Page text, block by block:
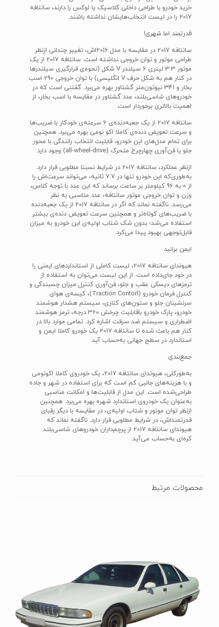
خرید خودرو با طراحی داخلی کلاسیک یا لوکس را دارند، سانتافه
2017 را در لیست انتخاب‌هایشان نداشته باشند.
قدرتمند اما شهری!
سانتافه 2017 در مقایسه با مدل 2016‌اش، تغییر چندانی ازنظر
طراحی موتور و توان خروجی نداشته است. سانتافه 2017 از یک
موتور 3.3 لیتری 6 سیلندر V شکل (نحوه‌ی قرارگیری سیلندرها
در کنار هم به شکل حرف V انگلیسی) با توان خروجی 290 اسب
بخار و 341 نیوتون‌متر گشتاور بهره می‌برد. گفتنی است که در
خودرو‌های شاسی‌بلند، عدد گشتاور در مقایسه با اسب بخار، از
اهمیت بالا‌تری برخوردار است.
سانتافه 2017 از یک جعبه‌دنده‌ی 6 سرعته‌ی خودکار با ضریب‌ها
و سرعت تعویض دنده‌ی کاملا اکو نومی بهره‌ می‌برد. همچنین
برای تمام مدل‌های این خودرو، قابلیت انتخاب رانندگی با محور
جلو یا فن‌آوری چهارچرخ متحرک (all-wheel-drive) وجود دارد.
ازنظر عملکرد، سانتافه 2017 در شرایط نسبتا مطلوبی قرار دارد.
به‌طوری‌که این خودرو تنها در 7.7 ثانیه‌، می‌تواند سرعت‌اش را
از 0 به 96 کیلومتر بر ساعت برساند که این عدد با توجه کلاس،
وزن و توان خروجی موتور سانتافه، عدد مناسبی به نظر
می‌رسد. ناگفته نماند که اگر در سانتافه 2017 از یک جعبه‌دنده
با ضریب‌های کوتاه‌تر و همچنین سرعت تعویض دنده‌ی بیشتر
استفاده می‌شد؛ بدون شک شتاب اولیه‌ی این خودرو به میزان
قابل‌توجهی بهبود پیدا می‌کرد.
ایمن برانید
هیوندای سانتافه 2017، لیست کاملی از استاندارد‌های ایمنی را
در خود جای‌داده است. از این لیست می‌توان به استفاده از
ترمز‌های دیسکی عقب و جلو، فن‌آوری کنترل میزان چسبندگی و
کنترل فرمان خودرو (Traction Contorl)، کیسه‌ی هوای
سرنشینان جلو و ستون‌های کناری، سیستم هشدار هوشمند
خودرو، پارک خودرو باقابلیت چرخش 360 درجه، ترمز هوشمند
اضطراری و سیستم ضد سرقت اشاره کرد. تمامی موارد بالا در
کنار هم باعث شده تا سانتافه 2017 یک خودرو کاملا ایمن و
استاندارد در سطح جهانی به‌حساب آید.
جمع‌بندی
به‌طورکلی، هیوندای سانتافه 2017، یک خودروی کاملا اکونومی
و با هزینه‌های جانبی کم است که برای استفاده در شهر و جاده‌
طراحی‌شده است. این مدل از قابلیت‌ها و امکانت مناسبی
به‌عنوان یک خودروی استاندارد شهره بهره ‌می‌برد. همچنین
ازنظر توان موتور و شتاب اولیه‌ی، در مقایسه با دیگر رقبای
قدرتمند‌اش، در شرایط مطلوبی قرار دارد. ناگفته نماند که
هیوندای سانتافه 2017 از پرچم‌داران خودرو‌های شاسی‌بلند
کره‌ای به‌حساب می‌آید.
محصولات مرتبط